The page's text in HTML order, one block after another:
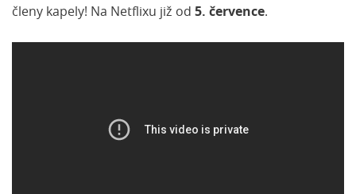
členy kapely! Na Netflixu již od 5. července.